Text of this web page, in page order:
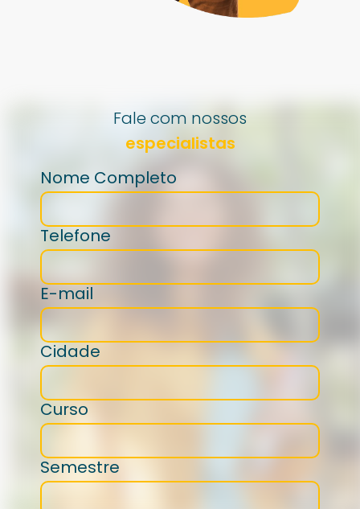
Fale com nossos
especialistas
Nome Completo
Telefone
E-mail
Cidade
Curso
Semestre